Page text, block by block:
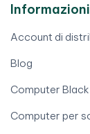
Informazioni
Account di
Blog
Computer
Computer per